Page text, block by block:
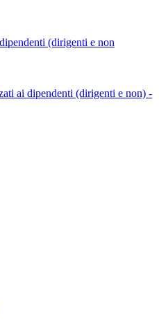
(dirigenti e non
ai dipendenti (dirigenti e non) -